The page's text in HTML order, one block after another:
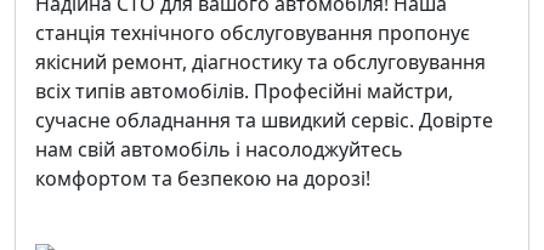
станція технічного обслуговування пропонує
якісний ремонт, діагностику та обслуговування
всіх типів автомобілів. Професійні майстри,
сучасне обладнання та швидкий сервіс. Довірте
нам свій автомобіль і насолоджуйтесь
комфортом та безпекою на дорозі!